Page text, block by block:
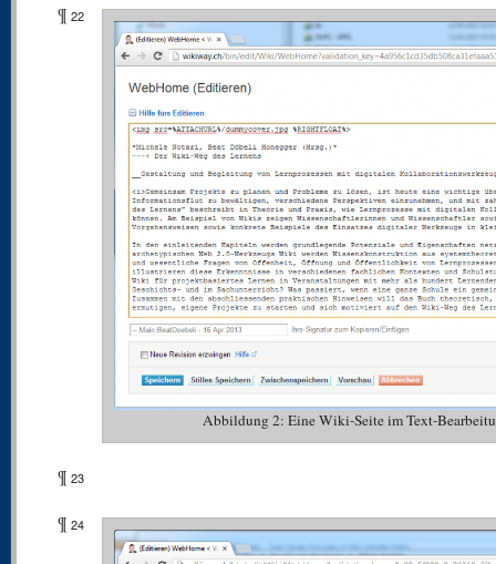
¶ 22
Abbildung 2: Eine Wiki-Seite im Text-
¶ 23
¶ 24